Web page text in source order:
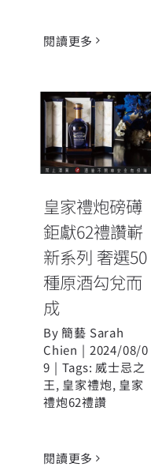
閱讀更多
皇家禮炮磅礡
鉅獻62禮讚嶄
新系列 奢選50
種原酒勾兌而
成
皇家禮炮磅礡
鉅獻62禮讚嶄
新系列 奢選50
種原酒勾兌而
成
By簡藝 Sarah
Chien | 2024/08/0
9 | Tags: 威士忌之
王, 皇家禮炮, 皇家
禮炮62禮讚
閱讀更多